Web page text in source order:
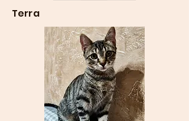
Terra